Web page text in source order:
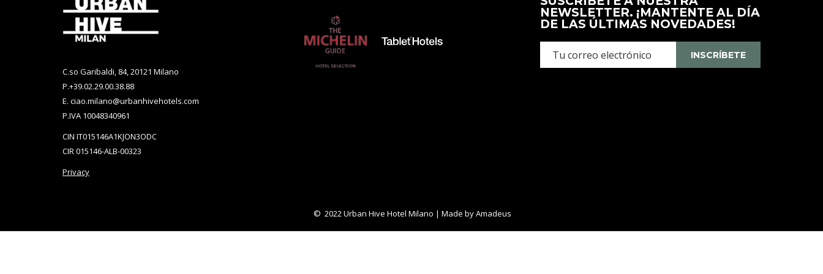
Nueva
Pestaña
Nueva
Pestaña
C.so Garibaldi, 84, 20121 Milano
P.+39.02.29.00.38.88
E. ciao.milano@urbanhivehotels.com
P.IVA 10048340961
CIN IT015146A1KJON3ODC
CIR 015146-ALB-00323
Privacy
NEWSLETTER. ¡MANTENTE AL DÍA
DE LAS ÚLTIMAS NOVEDADES!
INSCRÍBETE
© 2022 Urban Hive Hotel Milano | Made byAmadeus